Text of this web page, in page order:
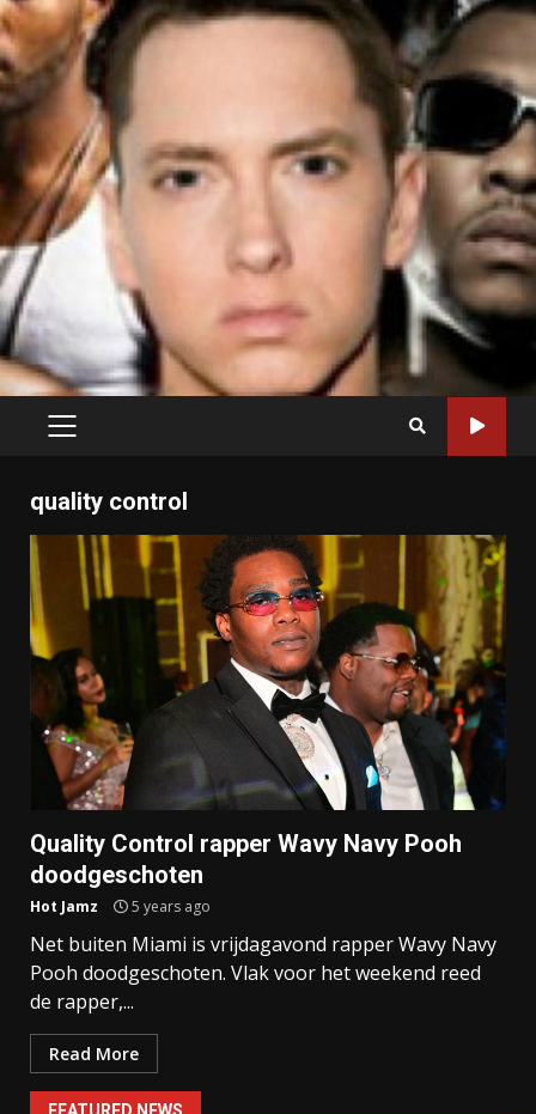
PRIMARY
quality control
Quality Control rapper Wavy Navy Pooh
doodgeschoten
Hot Jamz 5 years ago
Net buiten Miami is vrijdagavond rapper Wavy Navy
Pooh doodgeschoten. Vlak voor het weekend reed
de rapper,...
Read More